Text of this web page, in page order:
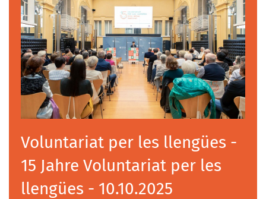
Voluntariat per les llengües -
15 Jahre Voluntariat per les
llengües - 10.10.2025